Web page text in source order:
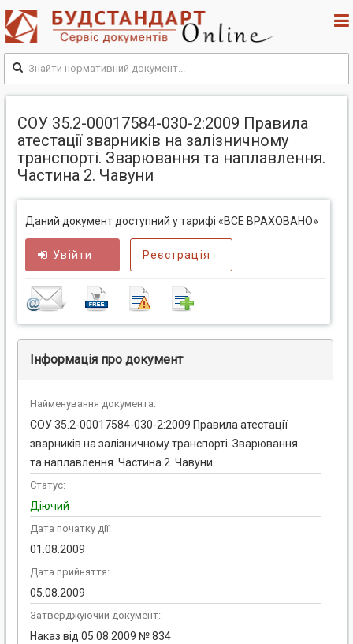
СОУ 35.2-00017584-030-2:2009 Правила
атестації зварників на залізничному
транспорті. Зварювання та наплавлення.
Частина 2. Чавуни
Даний документ доступний у тарифі «ВСЕ ВРАХОВАНО»
Увійти Реєстрація
Інформація про документ
Найменування документа:
СОУ 35.2-00017584-030-2:2009 Правила атестації
зварників на залізничному транспорті. Зварювання
та наплавлення. Частина 2. Чавуни
Статус:
Діючий
Дата початку дії:
01.08.2009
Дата прийняття:
05.08.2009
Затверджуючий документ:
Наказ від 05.08.2009 № 834